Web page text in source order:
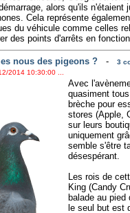
alors qu'ils n'étaient
Cela représente
du véhicule comme celles
des points d'arrêts en
nous des pigeons ?-
3
2014 10:30:00 ...
Avec
quasiment
brèche pour
stores (Apple,
sur leurs
uniquement
semble s'être
désespérant.
Les rois de
King (Candy
balade au pied
le seul but est